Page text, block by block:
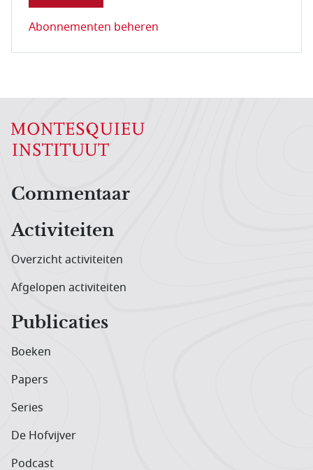
Abonnementen beheren
Hoofdnavigatiemenu
Commentaar
Activiteiten
Overzicht activiteiten
Afgelopen activiteiten
Publicaties
Boeken
Papers
Series
De Hofvijver
Podcast